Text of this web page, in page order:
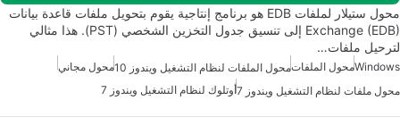
محول ستيلار لملفات EDB هو برنامج إنتاجية يقوم بتحويل ملفات قاعدة بيانات
Exchange (EDB) إلى تنسيق جدول التخزين الشخصي (PST). هذا مثالي
لترحيل ملفات…
Windowsمحول الملفاتمحول الملفات لنظام التشغيل ويندوز 10
محول مجاني
محول ملفات لنظام التشغيل ويندوز 7
أوتلوك لنظام التشغيل ويندوز 7